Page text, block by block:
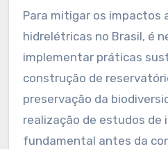
Para mitigar os impactos
hidrelétricas no Brasil, é
implementar práticas
construção de
preservação da
realização de estudos de
fundamental antes da